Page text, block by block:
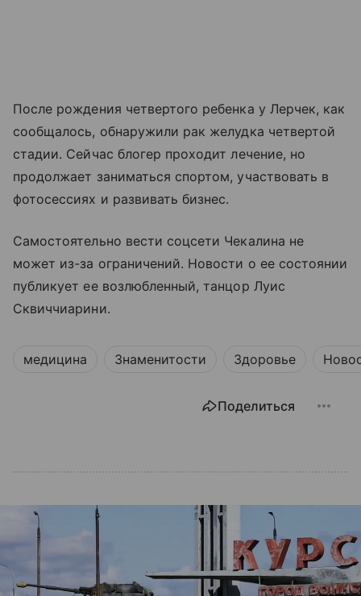
После рождения четвертого ребенка у Лерчек, как
сообщалось, обнаружили рак желудка четвертой
стадии. Сейчас блогер проходит лечение, но
продолжает заниматься спортом, участвовать в
фотосессиях и развивать бизнес.
Самостоятельно вести соцсети Чекалина не
может из-за ограничений. Новости о ее состоянии
публикует ее возлюбленный, танцор Луис
Сквиччиарини.
медицина Знаменитости Здоровье
Поделиться